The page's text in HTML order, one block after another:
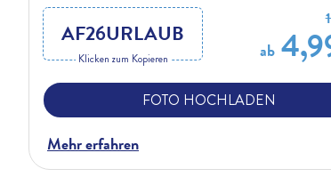
AF26URLAUB
Klicken zum Kopieren ab
FOTO HOCHLADEN
Mehr erfahren